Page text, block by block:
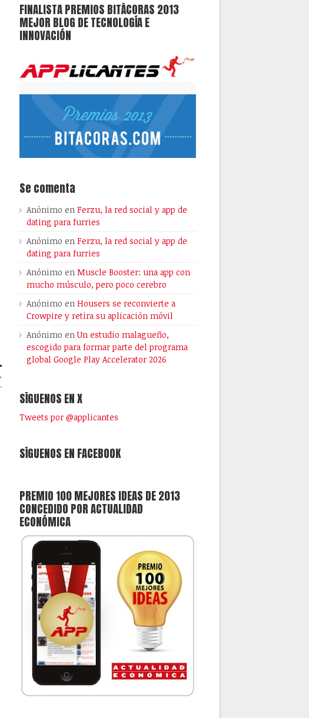
FINALISTA PREMIOS BITÁCORAS 2013
MEJOR BLOG DE TECNOLOGÍA E
INNOVACIÓN
Se comenta
Anónimo en Ferzu, la red social y app de
dating para furries
Anónimo en Ferzu, la red social y app de
dating para furries
Anónimo en Muscle Booster: una app con
mucho músculo, pero poco cerebro
Anónimo en Housers se reconvierte a
Crowpire y retira su aplicación móvil
Anónimo enUn estudio malagueño,
escogido para formar parte del programa
global Google Play Accelerator 2026
SÍGUENOS EN X
Tweets por @applicantes
SÍGUENOS EN FACEBOOK
PREMIO 100 MEJORES IDEAS DE 2013
CONCEDIDO POR ACTUALIDAD
ECONÓMICA